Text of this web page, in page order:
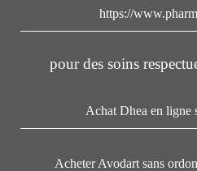
https://
pour des soins
Achat Dhea en ligne
Acheter Avodart sans